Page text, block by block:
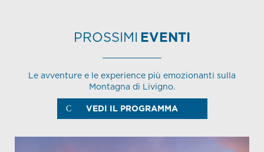
PROSSIMI EVENTI
Le avventure e le experience più emozionanti sulla
Montagna di Livigno.
VEDI IL PROGRAMMA